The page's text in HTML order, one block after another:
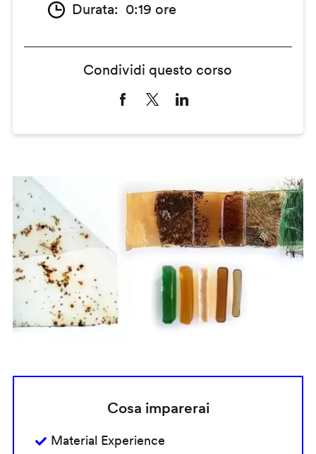
Durata 0:19 ore
Condividi questo corso
Cosa imparerai
Material Experience